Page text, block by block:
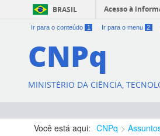
BRASIL Acesso à
Ir para o conteúdo 1 Ir para o menu 2
CNPq
MINISTÉRIO DA CIÊNCIA,
Você está aqui: CNPq